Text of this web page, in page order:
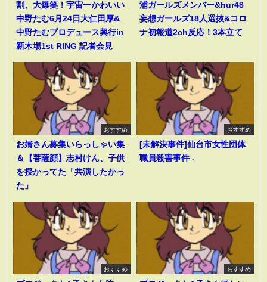
割、大爆笑！宇宙一かわいい
中野たむ6月24日大仁田厚&
中野たむプロデュース興行in
新木場1st RING 記者会見
浦ガールズメンバー&hur48
妄想ガールズ18人選抜&コロ
ナ初報道2ch反応！3本立て
おすすめ
お婿さん募集いらっしゃい集
＆【菩薩顔】志村けん、子供
を授かってた「共演したかっ
た」
おすすめ
[未解決事件]仙台市女性団体
職員殺害事件 -
おすすめ おすすめ